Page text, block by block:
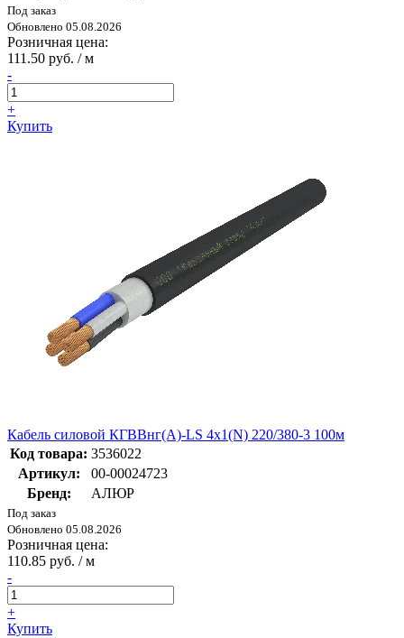
Под заказ
Обновлено 05.08.2026
Розничная цена:
111.50 руб. / м
-
+
Купить
Кабель силовой КГВВнг(А)-LS 4х1(N) 220/380-3 100м
Код товара: 3536022
Артикул:
00-00024723
Бренд:
АЛЮР
Под заказ
Обновлено 05.08.2026
Розничная цена:
110.85 руб. / м
-
+
Купить